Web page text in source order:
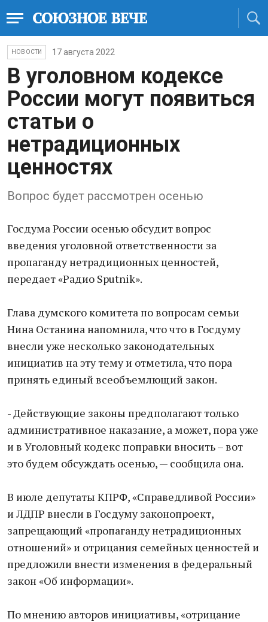
НОВОСТИ 17 августа 2022
В уголовном кодексе
России могут появиться
статьи о
нетрадиционных
ценностях
Вопрос будет рассмотрен осенью
Госдума России осенью обсудит вопрос
введения уголовной ответственности за
пропаганду нетрадиционных ценностей,
передает «Радио Sputnik».
Глава думского комитета по вопросам семьи
Нина Останина напомнила, что что в Госдуму
внесли уже несколько законодательных
инициатив на эту тему и отметила, что пора
принять единый всеобъемлющий закон.
- Действующие законы предполагают только
административное наказание, а может, пора уже
и в Уголовный кодекс поправки вносить – вот
это будем обсуждать осенью, — сообщила она.
В июле депутаты КПРФ, «Справедливой России»
и ЛДПР внесли в Госдуму законопроект,
запрещающий «пропаганду нетрадиционных
отношений» и отрицания семейных ценностей и
предложили внести изменения в федеральный
закон «Об информации».
По мнению авторов инициативы, «отрицание